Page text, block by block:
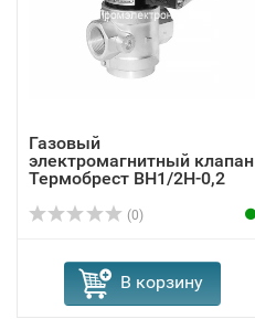
Газовый
электромагнитный клапан
Термобрест ВН1/2Н-0,2
(0)
В корзину